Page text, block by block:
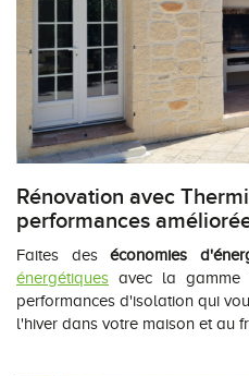
Rénovation avec
performances
Faites deséconomies
énergétiques avec la gamme
performances d'isolation qui
l'hiver dans votre maison et au